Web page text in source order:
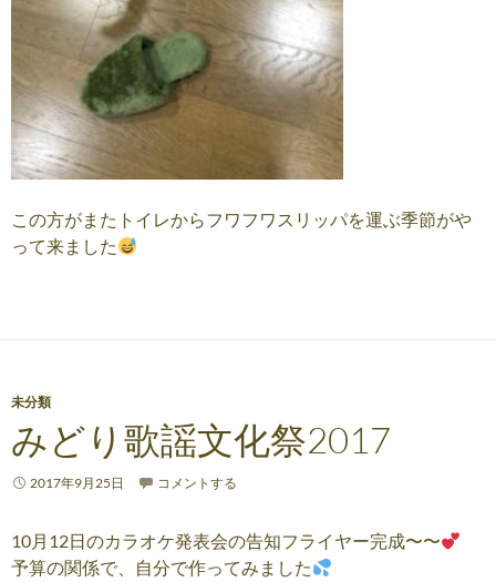
この方がまたトイレからフワフワスリッパを運ぶ季節がや
って来ました
未分類
みどり歌謡文化祭2017
2017年9月25日 コメントする
10月12日のカラオケ発表会の告知フライヤー完成〜〜
予算の関係で、自分で作ってみました